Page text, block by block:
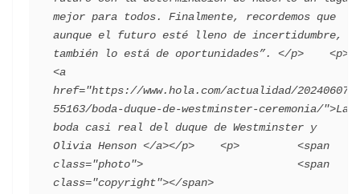
mejor para todos. Finalmente, recordemos que
aunque el futuro esté lleno de incertidumbre,
también lo está de oportunidades”. </p>    <p>
<a
href="https://www.hola.com/actualidad/202406072
55163/boda-duque-de-westminster-ceremonia/">La
boda casi real del duque de Westminster y
Olivia Henson </a></p>    <p>         <span
class="photo">                        <span
class="copyright"></span>